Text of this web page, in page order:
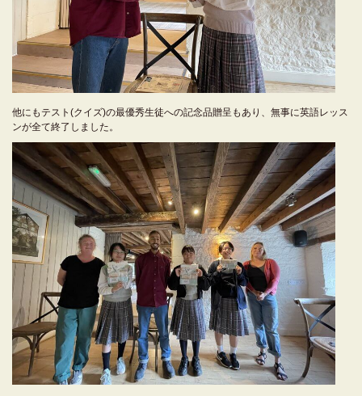
他にもテスト(クイズ)の最優秀生徒への記念品贈呈もあり、無事に英語レッス
ンが全て終了しました。